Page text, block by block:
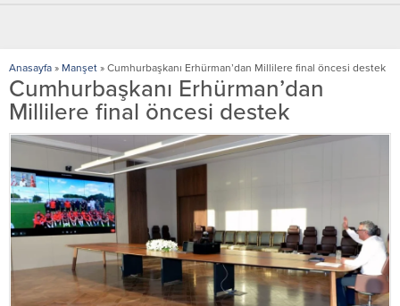
Anasayfa » Manşet » Cumhurbaşkanı Erhürman’dan Millilere final öncesi destek
Cumhurbaşkanı Erhürman’dan
Millilere final öncesi destek